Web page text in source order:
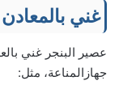
غني بالمعادن
عصير البنجر غني
جهازالمناعة، مثل: